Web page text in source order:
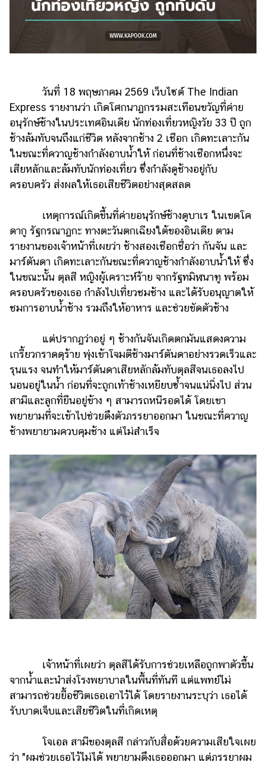
บ้าน
และ
ราคา
ทอง
ราคา
น้ำมัน
วา
แต่งงาน
แม่
และ
เด็ก
สัตว์
Infographic
บริการ
แอปฯ
กระปุก
ออนไลน์
เรียน
เลข
ออนไลน์
ติดต่อ
โฆษณา
แจ้ง
ปัญหา
ร่วม
งาน
กับ
วันที่ 18 พฤษภาคม 2569 เว็บไซต์ The Indian
Express รายงานว่า เกิดโศกนาฏกรรมสะเทือนขวัญที่ค่าย
อนุรักษ์ช้างในประเทศอินเดีย นักท่องเที่ยวหญิงวัย 33 ปี ถูก
ช้างล้มทับจนถึงแก่ชีวิต หลังจากช้าง 2 เชือก เกิดทะเลาะกัน
ในขณะที่ควาญช้างกำลังอาบน้ำให้ ก่อนที่ช้างเชือกหนึ่งจะ
เสียหลักและล้มทับนักท่องเที่ยว ซึ่งกำลังดูช้างอยู่กับ
ครอบครัว ส่งผลให้เธอเสียชีวิตอย่างสุดสลด
เหตุการณ์เกิดขึ้นที่ค่ายอนุรักษ์ช้างดูบาเร ในเขตโค
ดากู รัฐกรณาฏกะ ทางตะวันตกเฉียงใต้ของอินเดีย ตาม
รายงานของเจ้าหน้าที่เผยว่า ช้างสองเชือกชื่อว่า กันจัน และ
มาร์ตันดา เกิดทะเลาะกันขณะที่ควาญช้างกำลังอาบน้ำให้ ซึ่ง
ในขณะนั้น ตุลสี หญิงผู้เคราะห์ร้าย จากรัฐทมิฬนาฑู พร้อม
ครอบครัวของเธอ กำลังไปเที่ยวชมช้าง และได้รับอนุญาตให้
ชมการอาบน้ำช้าง รวมถึงให้อาหาร และช่วยขัดตัวช้าง
แต่ปรากฏว่าอยู่ ๆ ช้างกันจันเกิดตกมันแสดงความ
เกรี้ยวกราดดุร้าย พุ่งเข้าโจมตีช้างมาร์ตันดาอย่างรวดเร็วและ
รุนแรง จนทำให้มาร์ตันดาเสียหลักล้มทับตุลสีจนเธอลงไป
นอนอยู่ในน้ำ ก่อนที่จะถูกเท้าช้างเหยียบซ้ำจนแน่นิ่งไป ส่วน
สามีและลูกที่ยืนอยู่ข้าง ๆ สามารถหนีรอดได้ โดยเขา
พยายามที่จะเข้าไปช่วยดึงตัวภรรยาออกมา ในขณะที่ควาญ
ช้างพยายามควบคุมช้าง แต่ไม่สำเร็จ
เจ้าหน้าที่เผยว่า ตุลสีได้รับการช่วยเหลือถูกพาตัวขึ้น
จากน้ำและนำส่งโรงพยาบาลในพื้นที่ทันที แต่แพทย์ไม่
สามารถช่วยยื้อชีวิตเธอเอาไว้ได้ โดยรายงานระบุว่า เธอได้
รับบาดเจ็บและเสียชีวิตในที่เกิดเหตุ
โจเอล สามีของตุลสี กล่าวกับสื่อด้วยความเสียใจเผย
ว่า "ผมช่วยเธอไว้ไม่ได้ พยายามดึงเธอออกมา แต่ภรรยาผม